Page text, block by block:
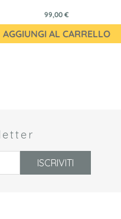
99,00 €
AGGIUNGI AL CARRELLO
ISCRIVITI